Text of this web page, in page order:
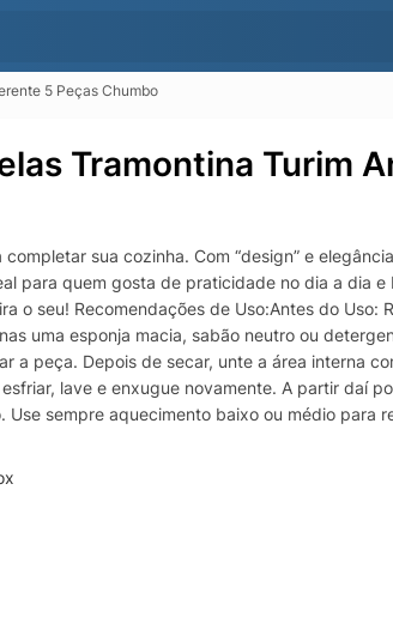
5 Peças Chumbo
Tramontina Turim
completar sua cozinha. Com “design” e
para quem gosta de praticidade no dia a dia
o seu! Recomendações de Uso:Antes do Uso:
uma esponja macia, sabão neutro ou
a peça. Depois de secar, unte a área interna
lave e enxugue novamente. A partir daí
Use sempre aquecimento baixo ou médio para
superior a 350°). Evite que as chamas
madeira, nylon ou silicone, que não danificam
antiaderente. Ao manusear seu utensílio
externas da peça, pois em contato com o
do utensílio quente em água fria. Se